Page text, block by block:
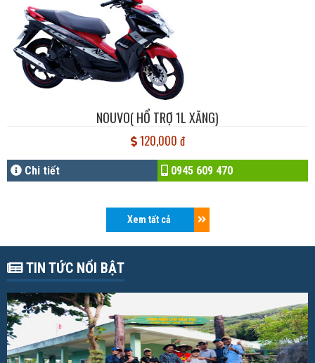
NOUVO( HỔ TRỢ 1L XĂNG)
120,000 đ
Chi tiết 0945 609 470
Xem tất cả
TIN TỨC NỔI BẬT